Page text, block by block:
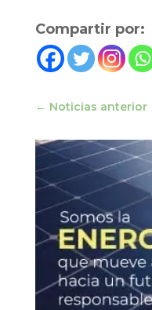
Compartir por:
← Noticias anterior